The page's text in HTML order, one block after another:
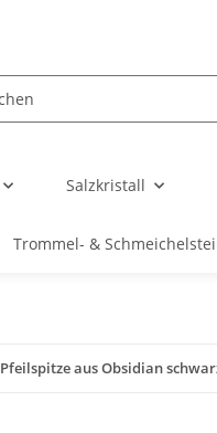
Salzkristall
Trommel- &
Pfeilspitze aus Obsidian